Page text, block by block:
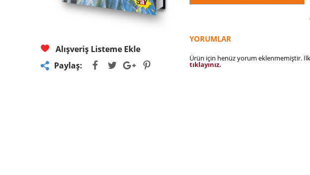
Alışveriş Listeme Ekle
Paylaş:
YORUMLAR
Ürün için henüz yorum eklenmemiştir.
tıklayınız.